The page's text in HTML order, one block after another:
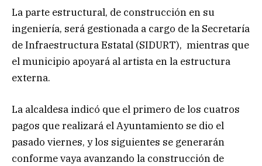
La parte estructural, de construcción en su
ingeniería, será gestionada a cargo de la Secretaría
de Infraestructura Estatal (SIDURT), mientras que
el municipio apoyará al artista en la estructura
externa.
La alcaldesa indicó que el primero de los cuatros
pagos que realizará el Ayuntamiento se dio el
pasado viernes, y los siguientes se generarán
conforme vaya avanzando la construcción de